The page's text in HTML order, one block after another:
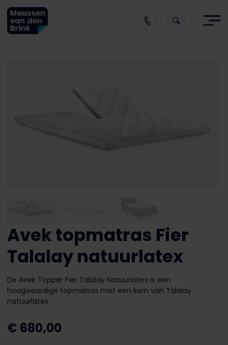
Avek topmatras Fier
Talalay natuurlatex
De Avek Topper Fier Talalay Natuurlatex is een
hoogwaardige topmatras met een kern van Talalay
natuurlatex.
€ 680,00